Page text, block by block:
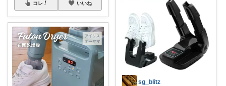
コレ いいね
sg_blitz